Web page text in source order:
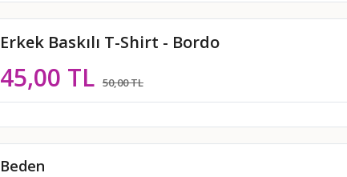
Erkek Baskılı T-Shirt - Bordo
45,00 TL 50,00 TL
Beden